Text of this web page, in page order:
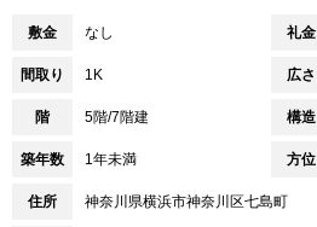
敷金 なし 礼金
間取り 1K 広さ
階 5階/7階建 構造
築年数 1年未満 方位
住所 神奈川県横浜市神奈川区七島町